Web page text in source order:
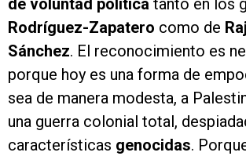
de voluntad política tanto en los
Rodríguez-Zapatero como de
Sánchez. El reconocimiento es
porque hoy es una forma de
sea de manera modesta, a
una guerra colonial total,
características genocidas.